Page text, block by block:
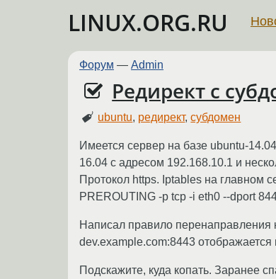
LINUX.ORG.RU
Форум — Admin
Редирект с
ubuntu, редирект,субдомен
Имеется сервер на базе ubuntu-
16.04 c адресом 192.168.10.1 и
Протокол https. Iptables на главном
PREROUTING -p tcp -i eth0 --dport
Написал правило перенаправления
dev.example.com:8443
Подскажите, куда копать. Заранее